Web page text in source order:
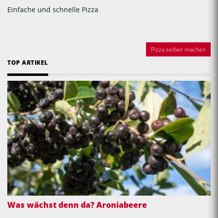
Einfache und schnelle Pizza
Pizza selber machen
TOP ARTIKEL
Was wächst denn da? Aroniabeere